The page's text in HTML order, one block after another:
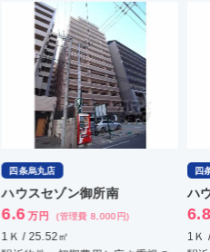
四条烏丸店
ハウスセゾン御所南
6.6 万円 (管理費 8,000円)
1Ｋ / 25.52㎡
四
ハ
6.8
1Ｋ